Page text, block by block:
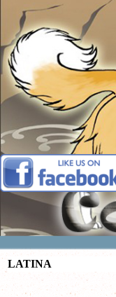
Vai ai contenuti
LATINA